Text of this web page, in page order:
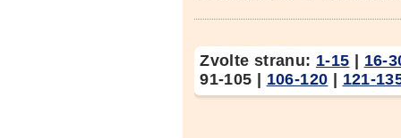
Zvolte stranu: 1-15
16-
91-105
106-120 121-